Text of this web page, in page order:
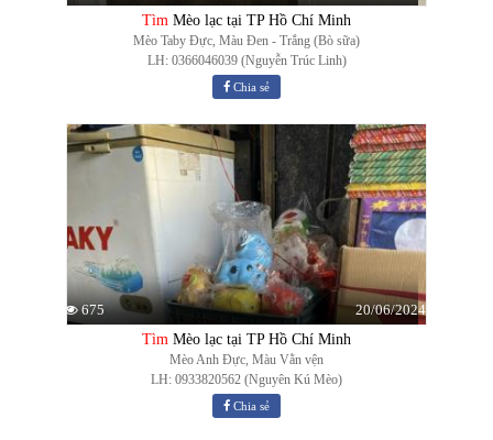
Tìm Mèo lạc tại TP Hồ Chí Minh
Mèo Taby Đực, Màu Đen - Trắng (Bò sữa)
LH: 0366046039 (Nguyễn Trúc Linh)
Chia sẻ
675
20/06/2024
Tìm Mèo lạc tại TP Hồ Chí Minh
Mèo Anh Đực, Màu Vằn vện
LH: 0933820562 (Nguyên Kú Mèo)
Chia sẻ